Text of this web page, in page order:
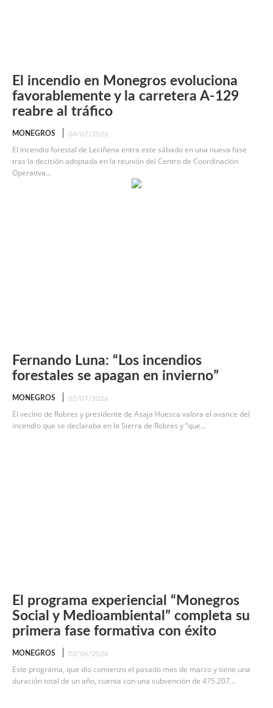
El incendio en Monegros evoluciona
favorablemente y la carretera A-129
reabre al tráfico
MONEGROS 04/07/2026
El incendio forestal de Leciñena entra este sábado en una nueva fase
tras la decisión adoptada en la reunión del Centro de Coordinación
Operativa...
Fernando Luna: “Los incendios
forestales se apagan en invierno”
MONEGROS 02/07/2026
El vecino de Robres y presidente de Asaja Huesca valora el avance del
incendio que se declaraba en la Sierra de Robres y “que...
El programa experiencial “Monegros
Social y Medioambiental” completa su
primera fase formativa con éxito
MONEGROS 02/06/2026
Este programa, que dio comienzo el pasado mes de marzo y tiene una
duración total de un año, cuenta con una subvención de 475.207...